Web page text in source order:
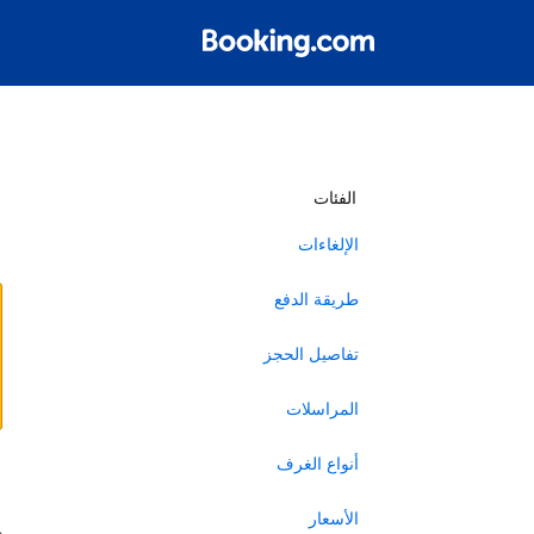
الفئات
الإلغاءات
طريقة الدفع
تفاصيل الحجز
المراسلات
أنواع الغرف
الأسعار